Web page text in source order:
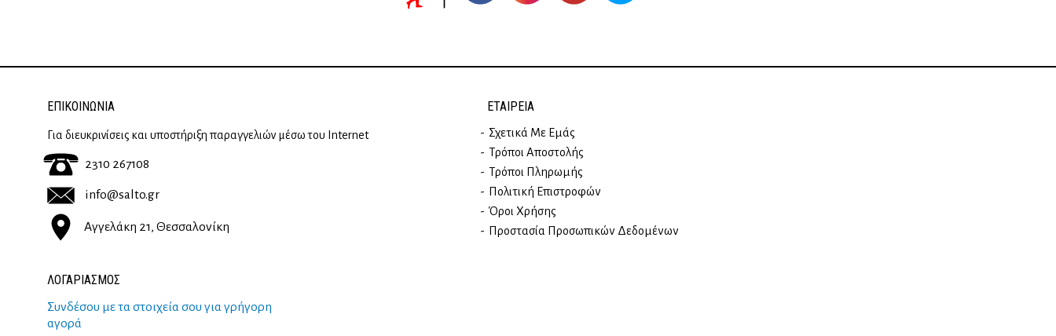
ΕΠΙΚΟΙΝΩΝΊΑ
Για διευκρινίσεις και υποστήριξη παραγγελιών μέσω του Internet
2310 267108
info@salto.gr
Αγγελάκη 21, Θεσσαλονίκη
ΕΤΑΙΡΕΊΑ
Σχετικά Με Εμάς
Τρόποι Αποστολής
Τρόποι Πληρωμής
Πολιτική Επιστροφών
Όροι Χρήσης
Προστασία Προσωπικών Δεδομένων
ΛΟΓΑΡΙΑΣΜΟΣ
Συνδέσου με τα στοιχεία σου για γρήγορη
αγορά